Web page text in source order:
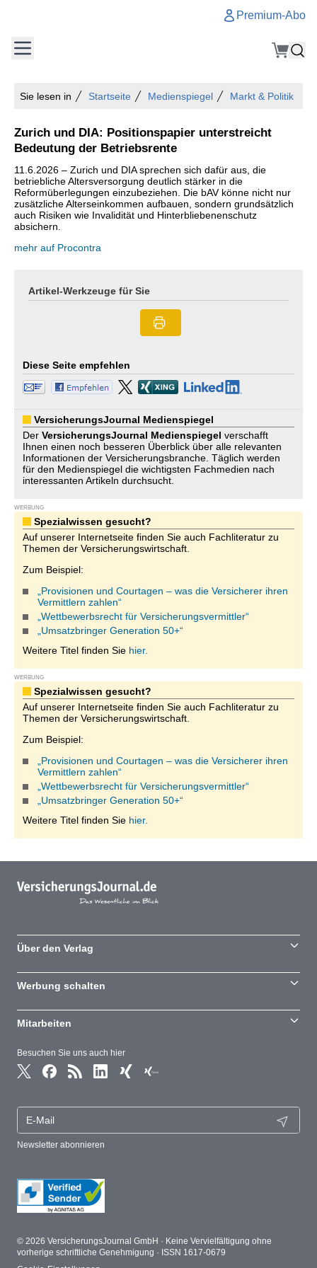
Premium-Abo
Sie lesen in Startseite Medienspiegel Markt & Politik
Zurich und DIA: Positionspapier unterstreicht
Bedeutung der Betriebsrente
11.6.2026 – Zurich und DIA sprechen sich dafür aus, die
betriebliche Altersversorgung deutlich stärker in die
Reformüberlegungen einzubeziehen. Die bAV könne nicht nur
zusätzliche Alterseinkommen aufbauen, sondern grundsätzlich
auch Risiken wie Invalidität und Hinterbliebenenschutz
absichern.
mehr auf Procontra
Artikel-Werkzeuge für Sie
Diese Seite empfehlen
VersicherungsJournal Medienspiegel
Der VersicherungsJournal Medienspiegel verschafft
Ihnen einen noch besseren Überblick über alle relevanten
Informationen der Versicherungsbranche. Täglich werden
für den Medienspiegel die wichtigsten Fachmedien nach
interessanten Artikeln durchsucht.
WERBUNG
Spezialwissen gesucht?
Auf unserer Internetseite finden Sie auch Fachliteratur zu
Themen der Versicherungswirtschaft.
Zum Beispiel:
„Provisionen und Courtagen – was die Versicherer ihren
Vermittlern zahlen“
„Wettbewerbsrecht für Versicherungsvermittler“
„Umsatzbringer Generation 50+“
Weitere Titel finden Sie hier.
WERBUNG
Spezialwissen gesucht?
Auf unserer Internetseite finden Sie auch Fachliteratur zu
Themen der Versicherungswirtschaft.
Zum Beispiel:
„Provisionen und Courtagen – was die Versicherer ihren
Vermittlern zahlen“
„Wettbewerbsrecht für Versicherungsvermittler“
„Umsatzbringer Generation 50+“
Weitere Titel finden Sie hier.
Besuchen Sie uns auch hier
Newsletter abonnieren
Über den Verlag
Werbung schalten
Mitarbeiten
© 2026 VersicherungsJournal GmbH · Keine Vervielfältigung ohne
vorherige schriftliche Genehmigung · ISSN 1617-0679